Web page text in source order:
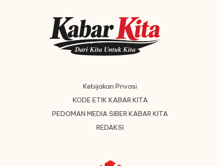
Kebijakan Privasi
KODE ETIK KABAR KITA
PEDOMAN MEDIA SIBER KABAR KITA
REDAKSI